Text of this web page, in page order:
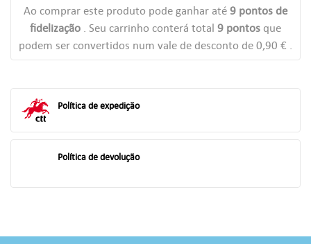
Ao comprar este produto pode ganhar até 9 pontos de
fidelização . Seu carrinho conterá total 9 pontos que
podem ser convertidos num vale de desconto de 0,90 € .
Política de expedição
Política de devolução
AS MINHAS LISTAS DE DESEJOS
((LABEL))
ENTRAR
desejos.
((CANCELTEXT)) ((LOGINTEXT))